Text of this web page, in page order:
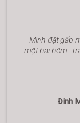
Mình đặt gấp
một hai hôm.
Đinh